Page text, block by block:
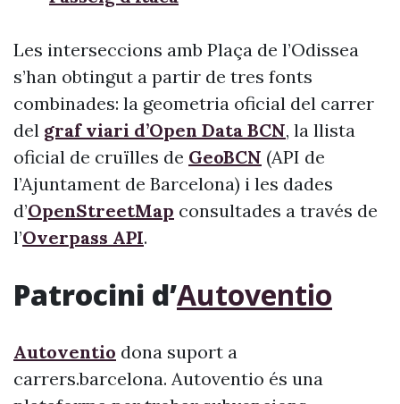
Les interseccions amb Plaça de l’Odissea
s’han obtingut a partir de tres fonts
combinades: la geometria oficial del carrer
del graf viari d’Open Data BCN, la llista
oficial de cruïlles de GeoBCN (API de
l’Ajuntament de Barcelona) i les dades
d’OpenStreetMap consultades a través de
l’Overpass API.
Patrocini d’Autoventio
Autoventio dona suport a
carrers.barcelona. Autoventio és una